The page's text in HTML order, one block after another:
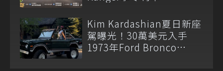
Kim Kardashian夏日新座
駕曝光！30萬美元入手
1973年Ford Bronco